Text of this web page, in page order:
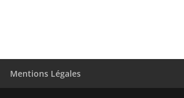
Mentions Légales